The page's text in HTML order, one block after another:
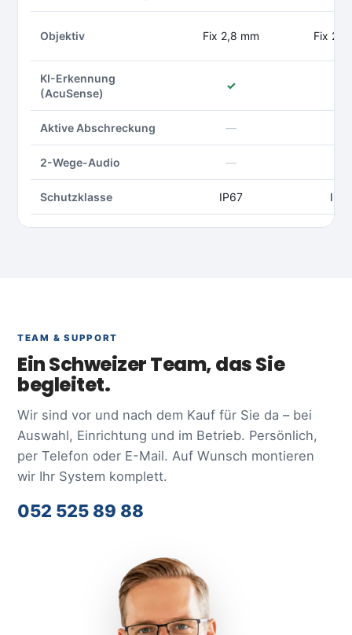
Objektiv Fix 2,8 mm Fix 2,8
KI-Erkennung
(AcuSense)
✓
Aktive Abschreckung —
2-Wege-Audio —
Schutzklasse IP67
TEAM & SUPPORT
Ein Schweizer Team, das Sie
begleitet.
Wir sind vor und nach dem Kauf für Sie da – bei
Auswahl, Einrichtung und im Betrieb. Persönlich,
per Telefon oder E-Mail. Auf Wunsch montieren
wir Ihr System komplett.
052 525 89 88